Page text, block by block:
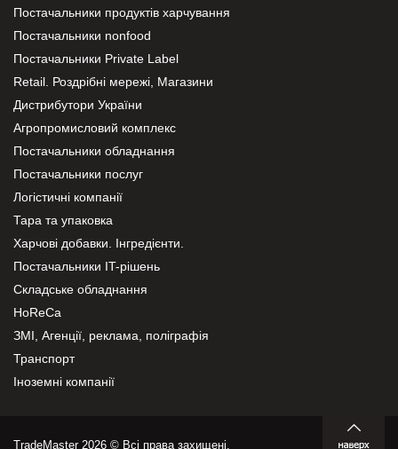
Постачальники продуктів харчування
Постачальники nonfood
Постачальники Private Label
Retail. Роздрібні мережі, Магазини
Дистрибутори України
Агропромисловий комплекс
Постачальники обладнання
Постачальники послуг
Логістичні компанії
Тара та упаковка
Харчові добавки. Інгредієнти.
Постачальники IT-рішень
Складське обладнання
HoReCa
ЗМІ, Агенції, реклама, поліграфія
Транспорт
Іноземні компанії
TradeMaster 2026 © Всі права захищені.